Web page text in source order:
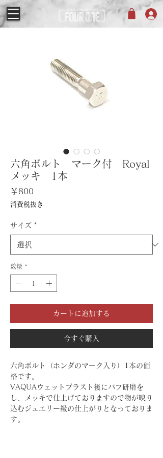
六角ボルト マーク付 Royal
メッキ 1本
￥800
格
消費税抜き
サイズ *
数量 *
カートに追加する
今すぐ購入
六角ボルト（ホンダのマーク入り）1本の価
格です。
VAQUAウェットブラスト後にバフ研磨を
し、メッキで仕上げておりますので物が映り
込むジュエリー級の仕上がりとなっておりま
す。